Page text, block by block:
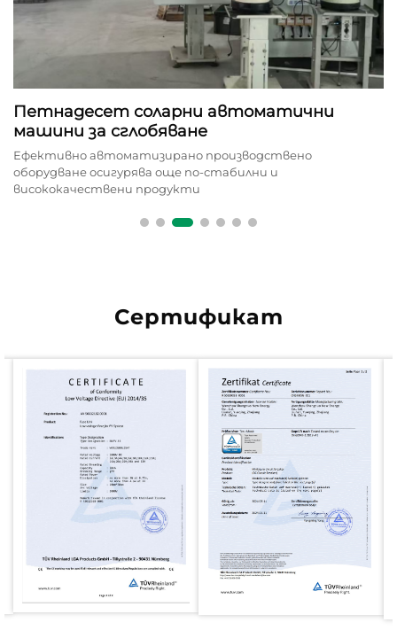
Петнадесет соларни автоматични
машини за сглобяване
Ефективно автоматизирано производствено
оборудване осигурява още по-стабилни и
висококачествени продукти
Сертификат